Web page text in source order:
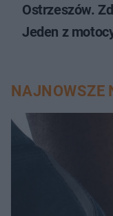
Ostrzeszów.
Jeden z
NAJNOWSZE